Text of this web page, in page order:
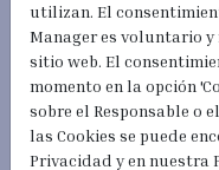
Optar por un
múltiples
profesionales
particularidades de
los funcionarios
utilizan. El
Manager es voluntario y
sitio web. El
momento en la opción
sobre el Responsable o
las Cookies se puede
Privacidad y en nuestra